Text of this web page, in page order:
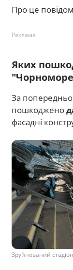
Про це
Реклама
Яких
За
пошкоджено
фасадні
Зруйнований